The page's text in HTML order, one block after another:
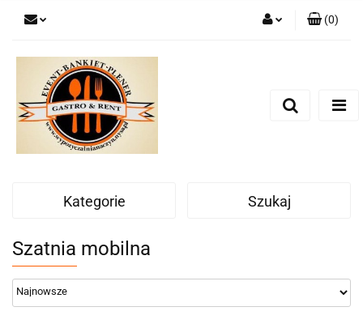
(0)
Kategorie Szukaj
Szatnia mobilna